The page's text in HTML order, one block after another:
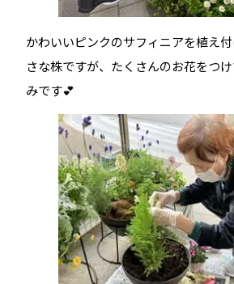
かわいいピンクのサフィニアを植え
さな株ですが、たくさんのお花をつ
みです💕